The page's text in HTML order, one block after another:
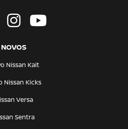
NOVOS
Nissan Kait
Nissan Kicks
Versa
Sentra